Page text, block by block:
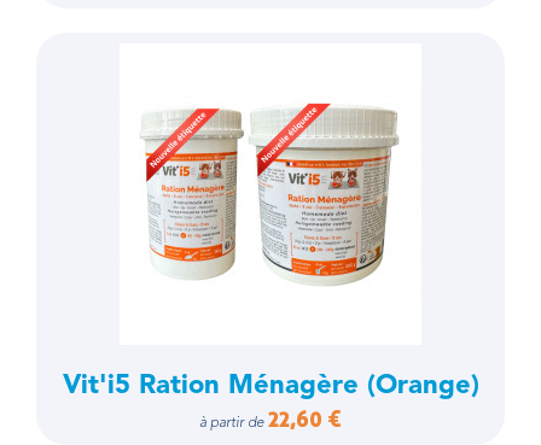
Vit'i5 Ration Ménagère (Orange)
à partir de 22,60 €